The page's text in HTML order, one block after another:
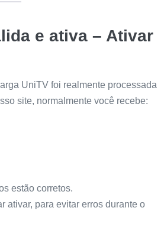
e ativa – Ativar
UniTV foi realmente processada
site, normalmente você recebe:
estão corretos.
ativar, para evitar erros durante o